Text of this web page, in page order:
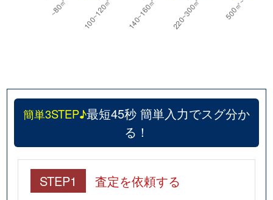
簡単3STEP♪最短45秒 簡単入力でスグ分か
る！
STEP1 査定を依頼する